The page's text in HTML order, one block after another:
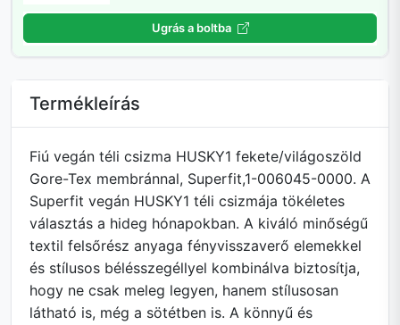
Ugrás a boltba
Termékleírás
Fiú vegán téli csizma HUSKY1 fekete/világoszöld
Gore-Tex membránnal, Superfit,1-006045-0000. A
Superfit vegán HUSKY1 téli csizmája tökéletes
választás a hideg hónapokban. A kiváló minőségű
textil felsőrész anyaga fényvisszaverő elemekkel
és stílusos bélésszegéllyel kombinálva biztosítja,
hogy ne csak meleg legyen, hanem stílusosan
látható is, még a sötétben is. A könnyű és